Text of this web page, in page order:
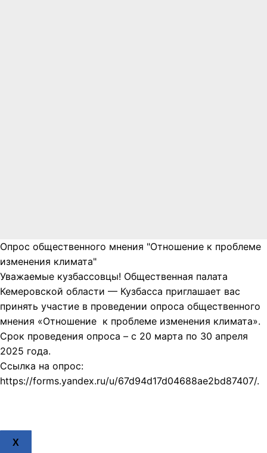
Опрос общественного мнения "Отношение к проблеме
изменения климата"
Уважаемые кузбассовцы! Общественная палата
Кемеровской области — Кузбасса приглашает вас
принять участие в проведении опроса общественного
мнения «Отношение к проблеме изменения климата».
Срок проведения опроса – с 20 марта по 30 апреля
2025 года.
Ссылка на опрос:
https://forms.yandex.ru/u/67d94d17d04688ae2bd87407/.
X